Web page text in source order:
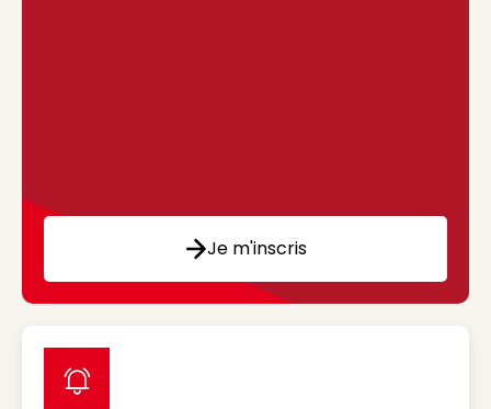
Je m'inscris
label icon